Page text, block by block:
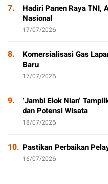
7.
Hadiri Panen Raya TNI,
Nasional
17/07/2026
8.
Komersialisasi Gas
Baru
17/07/2026
9.
‘Jambi Elok Nian’
dan Potensi Wisata
18/07/2026
10. Pastikan Perbaikan
16/07/2026